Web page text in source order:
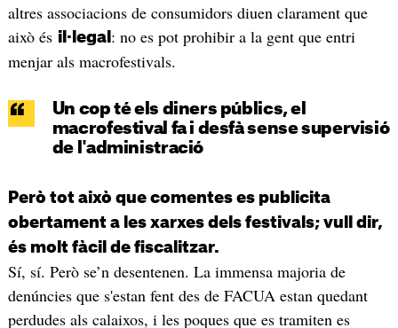
altres associacions de consumidors diuen clarament que
això és il·legal : no es pot prohibir a la gent que entri
menjar als macrofestivals.
Un cop té els diners públics, el
macrofestival fa i desfà sense supervisió
de l'administració
Però tot això que comentes es publicita
obertament a les xarxes dels festivals; vull dir,
és molt fàcil de fiscalitzar.
Sí, sí. Però se’n desentenen. La immensa majoria de
denúncies que s'estan fent des de FACUA estan quedant
perdudes als calaixos, i les poques que es tramiten es